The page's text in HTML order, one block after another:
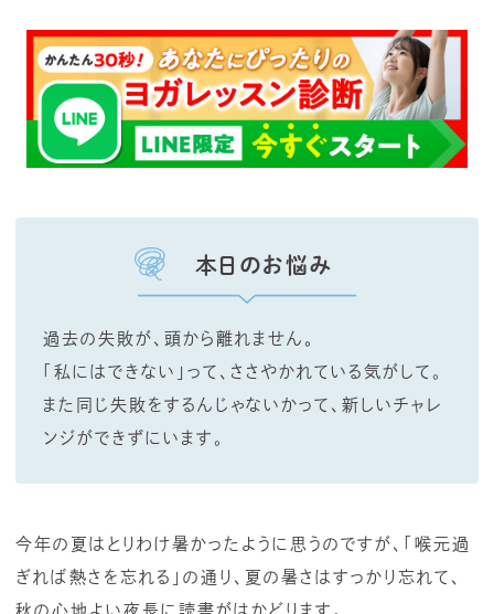
本日のお悩み
過去の失敗が、頭から離れません。
「私にはできない」って、ささやかれている気がして。
また同じ失敗をするんじゃないかって、新しいチャレ
ンジができずにいます。
今年の夏はとりわけ暑かったように思うのですが、「喉元過
ぎれば熱さを忘れる」の通り、夏の暑さはすっかり忘れて、
秋の心地よい夜長に読書がはかどります。